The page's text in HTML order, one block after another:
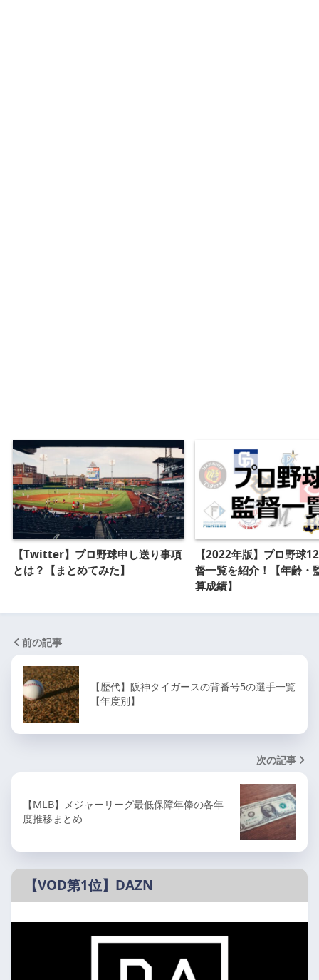
【Twitter】プロ野球申し送り事項
とは？【まとめてみた】
【2022年版】プロ野球
督一覧を紹介！【年齢・
算成績】
前の記事
【歴代】阪神タイガースの背番号5の選手一覧
【年度別】
次の記事
【MLB】メジャーリーグ最低保障年俸の各年
度推移まとめ
【VOD第1位】DAZN